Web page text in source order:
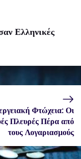
Ελληνικές
Φτώχεια: Οι
Πλευρές Πέρα από
τους Λογαριασμούς